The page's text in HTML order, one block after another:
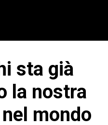
sta già
la nostra
mondo